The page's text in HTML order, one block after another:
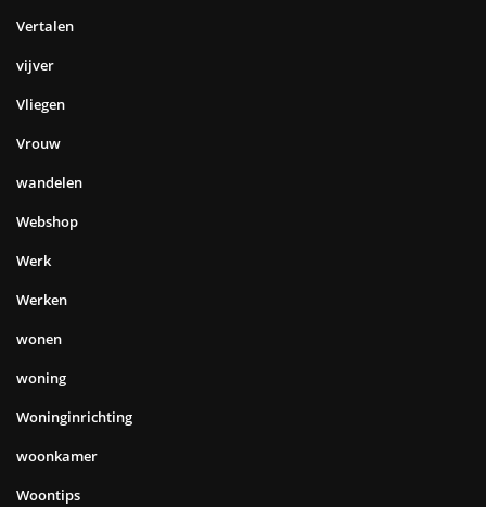
Vertalen
vijver
Vliegen
Vrouw
wandelen
Webshop
Werk
Werken
wonen
woning
Woninginrichting
woonkamer
Woontips